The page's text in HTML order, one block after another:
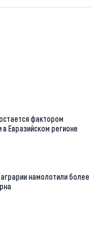
фактором
в Евразийском регионе
намолотили более